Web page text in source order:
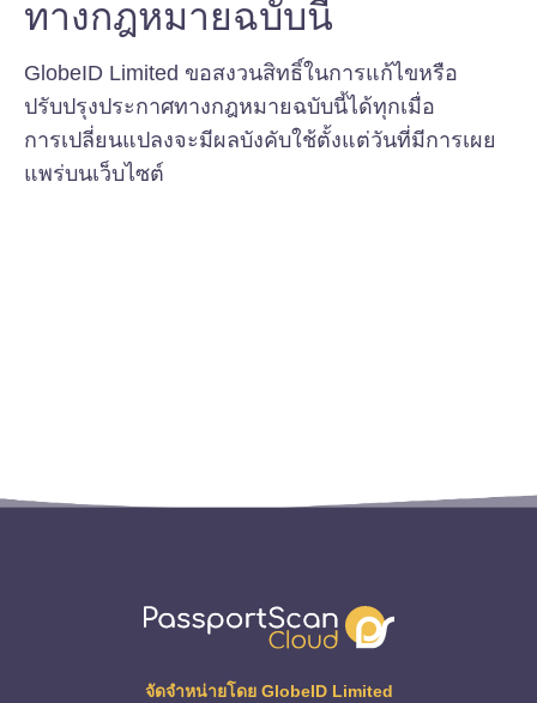
ทางกฎหมายฉบับนี้
GlobeID Limited ขอสงวนสิทธิ์ในการแก้ไขหรือ
ปรับปรุงประกาศทางกฎหมายฉบับนี้ได้ทุกเมื่อ
การเปลี่ยนแปลงจะมีผลบังคับใช้ตั้งแต่วันที่มีการเผย
แพร่บนเว็บไซต์
จัดจำหน่ายโดย GlobeID Limited